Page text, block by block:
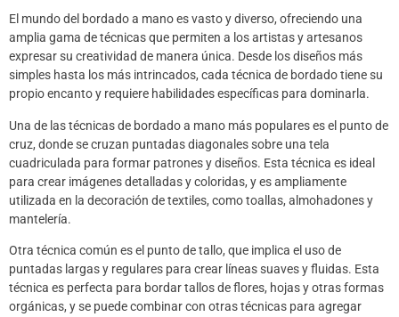
El mundo del bordado a mano es vasto y diverso, ofreciendo una
amplia gama de técnicas que permiten a los artistas y artesanos
expresar su creatividad de manera única. Desde los diseños más
simples hasta los más intrincados, cada técnica de bordado tiene su
propio encanto y requiere habilidades específicas para dominarla.
Una de las técnicas de bordado a mano más populares es el punto de
cruz, donde se cruzan puntadas diagonales sobre una tela
cuadriculada para formar patrones y diseños. Esta técnica es ideal
para crear imágenes detalladas y coloridas, y es ampliamente
utilizada en la decoración de textiles, como toallas, almohadones y
mantelería.
Otra técnica común es el punto de tallo, que implica el uso de
puntadas largas y regulares para crear líneas suaves y fluidas. Esta
técnica es perfecta para bordar tallos de flores, hojas y otras formas
orgánicas, y se puede combinar con otras técnicas para agregar